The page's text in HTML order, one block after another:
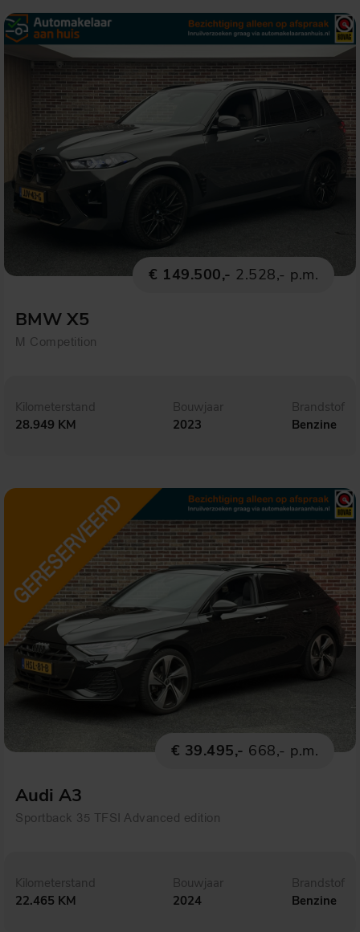
€ 149.500,- 2.528,- p.m.
BMW X5
M Competition
Kilometerstand
28.949 KM
Bouwjaar
2023
Brandstof
Benzine
€ 39.495,- 668,- p.m.
Audi A3
Sportback 35 TFSI Advanced edition
Kilometerstand
22.465 KM
Bouwjaar
2024
Brandstof
Benzine